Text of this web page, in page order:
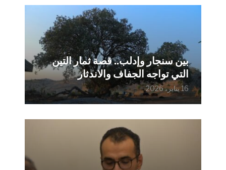
بين سنجار وإدلب.. قصة ثمار التين
التي تواجه الجفاف والاندثار
16 يناير، 2026